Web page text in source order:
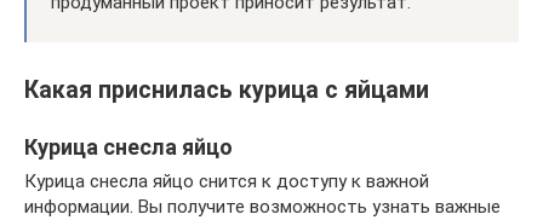
Какая приснилась курица с яйцами
Курица снесла яйцо
Курица снесла яйцо снится к доступу к важной
информации. Вы получите возможность узнать важные